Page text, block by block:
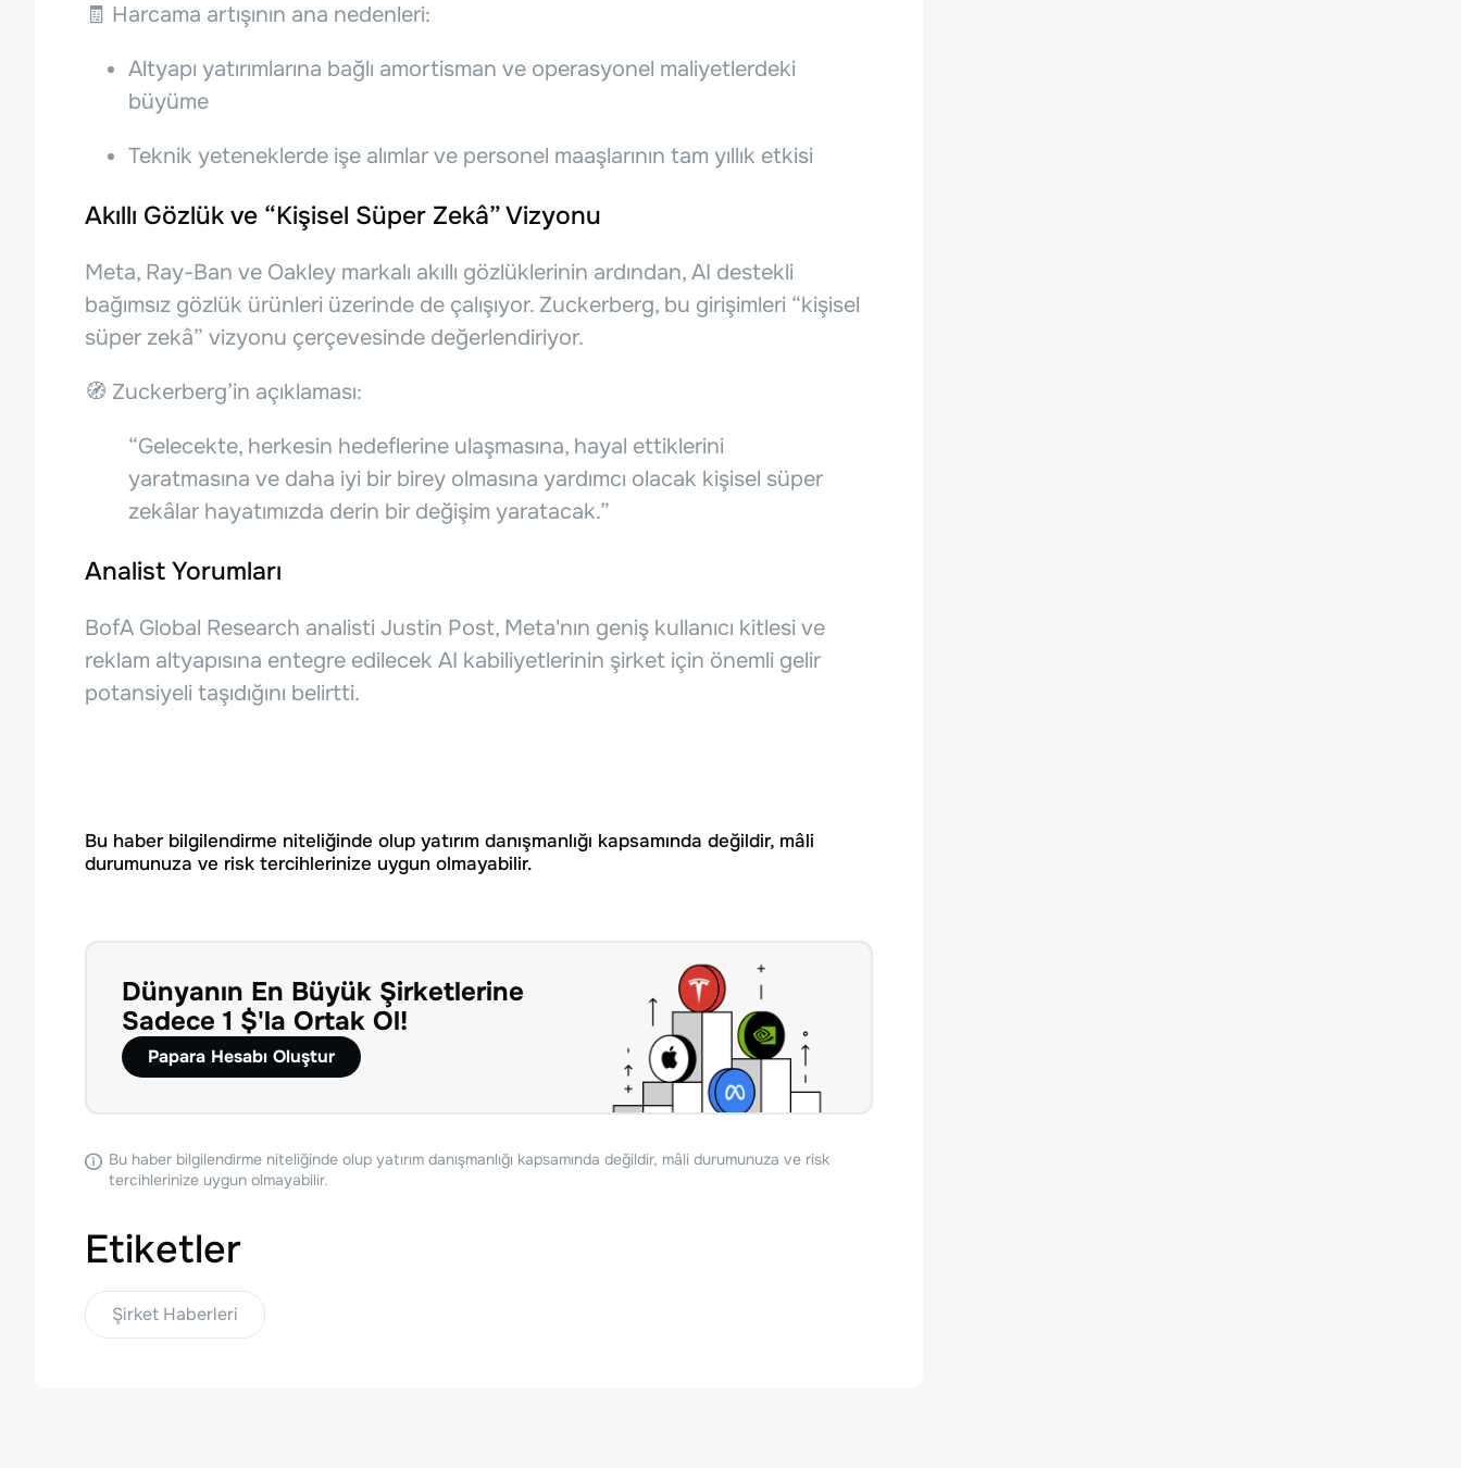
🧾 Harcama artışının ana nedenleri:
Altyapı yatırımlarına bağlı amortisman ve operasyonel maliyetlerdeki
büyüme
Teknik yeteneklerde işe alımlar ve personel maaşlarının tam yıllık etkisi
Akıllı Gözlük ve “Kişisel Süper Zekâ” Vizyonu
Meta, Ray-Ban ve Oakley markalı akıllı gözlüklerinin ardından, AI destekli
bağımsız gözlük ürünleri üzerinde de çalışıyor. Zuckerberg, bu girişimleri “kişisel
süper zekâ” vizyonu çerçevesinde değerlendiriyor.
🧭 Zuckerberg’in açıklaması:
“Gelecekte, herkesin hedeflerine ulaşmasına, hayal ettiklerini
yaratmasına ve daha iyi bir birey olmasına yardımcı olacak kişisel süper
zekâlar hayatımızda derin bir değişim yaratacak.”
Analist Yorumları
BofA Global Research analisti Justin Post, Meta'nın geniş kullanıcı kitlesi ve
reklam altyapısına entegre edilecek AI kabiliyetlerinin şirket için önemli gelir
potansiyeli taşıdığını belirtti.
Bu haber bilgilendirme niteliğinde olup yatırım danışmanlığı kapsamında değildir, mâli
durumunuza ve risk tercihlerinize uygun olmayabilir.
Dünyanın En Büyük Şirketlerine
Sadece 1 $'la Ortak Ol!
Papara Hesabı Oluştur
Bu haber bilgilendirme niteliğinde olup yatırım danışmanlığı kapsamında değildir, mâli durumunuza ve risk
tercihlerinize uygun olmayabilir.
Etiketler
Şirket Haberleri